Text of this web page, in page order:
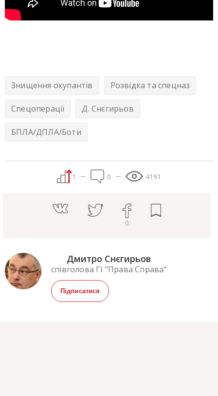
Знищення окупантів Розвідка та спецназ
Спецоперації Д. Снєгирьов
БПЛА/ДПЛА/Боти
1 0 4191
0
Дмитро Снєгирьов
співголова ГІ "Права Справа"
Підписатися